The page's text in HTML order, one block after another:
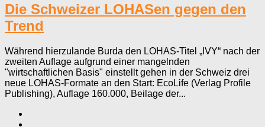
Die Schweizer LOHASen gegen den
Trend
Während hierzulande Burda den LOHAS-Titel „IVY“ nach der
zweiten Auflage aufgrund einer mangelnden
"wirtschaftlichen Basis" einstellt gehen in der Schweiz drei
neue LOHAS-Formate an den Start: EcoLife (Verlag Profile
Publishing), Auflage 160.000, Beilage der...